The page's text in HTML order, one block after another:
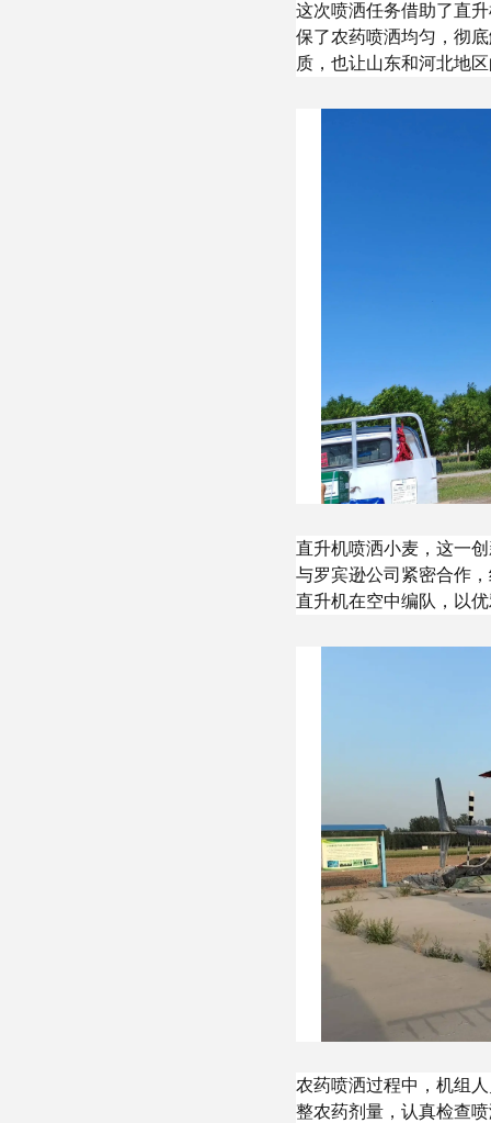
这次喷洒任务借助了直
保了农药喷洒均匀，彻
质，也让山东和河北地
直升机喷洒小麦，这一
与罗宾逊公司紧密合作
直升机在空中编队，以
农药喷洒过程中，机组
整农药剂量，认真检查